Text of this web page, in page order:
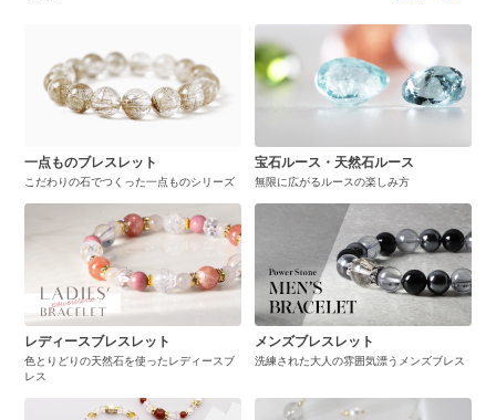
一点ものブレスレット
こだわりの石でつくった一点ものシリーズ
宝石ルース・天然石ルース
無限に広がるルースの楽しみ方
レディースブレスレット
色とりどりの天然石を使ったレディースブ
レス
メンズブレスレット
洗練された大人の雰囲気漂うメンズブレス